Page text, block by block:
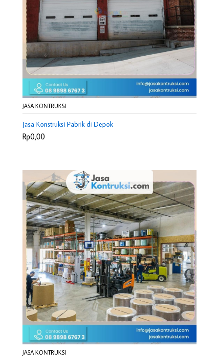
JASA KONTRUKSI
Jasa Konstruksi Pabrik di Depok
Rp0,00
JASA KONTRUKSI